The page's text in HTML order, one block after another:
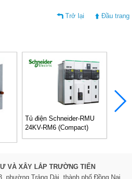
Trở lại Đầu trang
Tủ điện Schneider-RMU
24KV-RM6 (Compact)
VÀ XÂY LẮP TRƯỜNG TIẾN
phường Trảng Dài, thành phố Đồng Nai